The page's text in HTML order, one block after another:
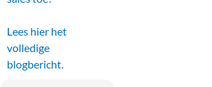
Lees hier het
volledige
blogbericht.